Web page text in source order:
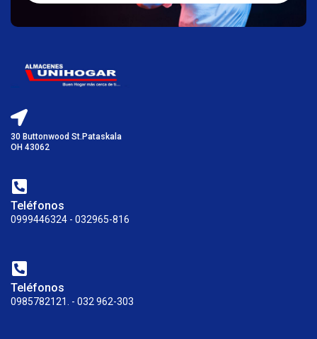
30 Buttonwood St.Pataskala
OH 43062
Teléfonos
0999446324 - 032965-816
Teléfonos
0985782121. - 032 962-303